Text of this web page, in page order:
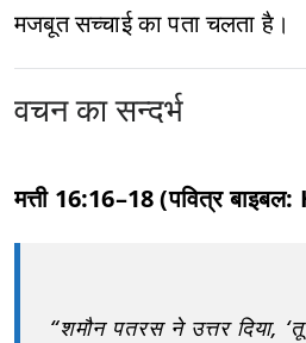
मजबूत सच्चाई का पता चलता है।
वचन का सन्दर्भ
मत्ती 16:16–18 (पवित्र
“शमौन पतरस ने उत्तर दिया,